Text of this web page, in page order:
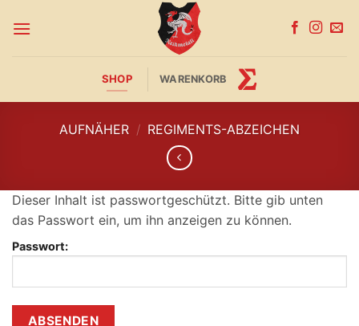
Inhalt
SHOP WARENKORB
AUFNÄHER / REGIMENTS-ABZEICHEN
Dieser Inhalt ist passwortgeschützt. Bitte gib unten
das Passwort ein, um ihn anzeigen zu können.
Passwort: